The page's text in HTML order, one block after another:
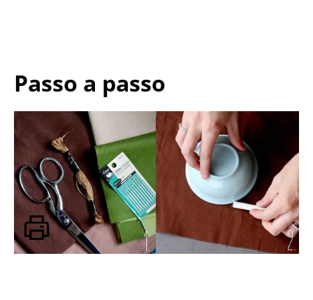
Passo a passo